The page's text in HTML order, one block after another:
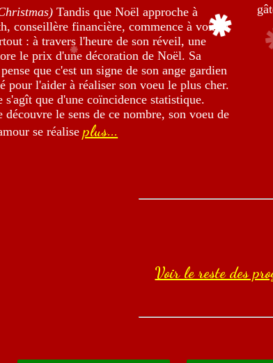
Tandis que Noël approche à
conseillère financière, commence à voir le
: à travers l'heure de son réveil, une
le prix d'une décoration de Noël. Sa
que c'est un signe de son ange gardien
pour l'aider à réaliser son voeu le plus cher.
que d'une coïncidence statistique.
le sens de ce nombre, son voeu de
se réaliseplus...
Voir le reste des